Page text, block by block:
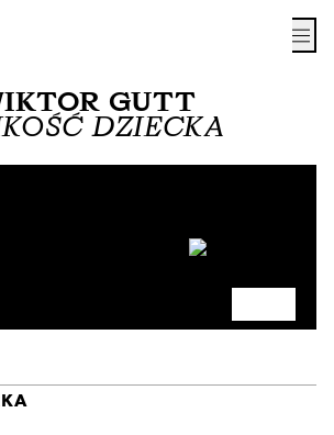
GUTT
DZIECKA